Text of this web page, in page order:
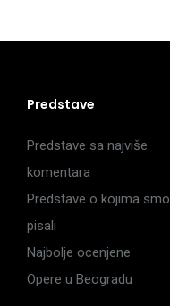
Predstave
Predstave sa najviše
komentara
Predstave o kojima smo
pisali
Najbolje ocenjene
Opere u Beogradu